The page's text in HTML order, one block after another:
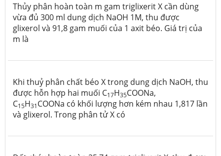
Thủy phân hoàn toàn m gam triglixerit X cần dùng
vừa đủ 300 ml dung dịch NaOH 1M, thu được
glixerol và 91,8 gam muối của 1 axit béo. Giá trị của
m là
Khi thuỷ phân chất béo X trong dung dịch NaOH, thu
được hỗn hợp hai muối C17H35COONa,
C15H31COONa có khối lượng hơn kém nhau 1,817 lần
và glixerol. Trong phân tử X có